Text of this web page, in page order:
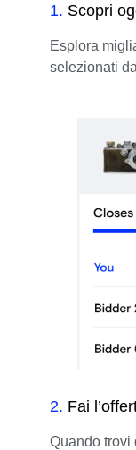
1. Scopri
Esplora
selezionati
2. Fai
Quando trovi